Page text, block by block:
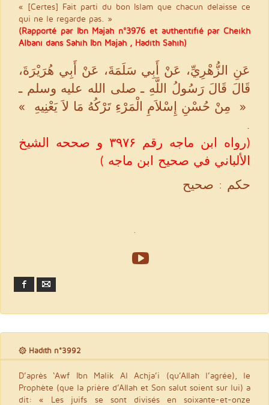
« [Certes] Fait parti du bon Islam que chacun delaisse ce
qui ne le regarde pas. »
(Rapporté par Ibn Majah n°3976 et authentifié par Cheikh
Albani dans Sahih Ibn Majah , Hadith Sahîh)
عَنِ الزُّهْرِيِّ، عَنْ أَبِي سَلَمَةَ، عَنْ أَبِي هُرَيْرَةَ،
قَالَ قَالَ رَسُولُ اللَّهِ ـ صلى الله عليه وسلم ـ
‏ « ‏ مِنْ حُسْنِ إِسْلاَمِ الْمَرْءِ تَرْكُهُ مَا لاَ يَعْنِيهِ ‏ »‏
(رواه ابن ماجه رقم ۳۹۷۶ و صححه الشيخ
الألباني في صحيح ابن ماجه )
حكم : صحيح
Facebook
۞ Hadith n°3992
D’après ‘Awf Ibn Malik Al Achja’i (qu’Allah l’agrée), le
Prophète (que la prière d’Allah et Son salut soient sur lui) a
dit: « Les juifs se sont divisés en soixante-et-onze